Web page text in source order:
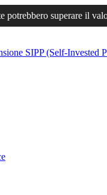
superare il
SIPP (Self-Invested